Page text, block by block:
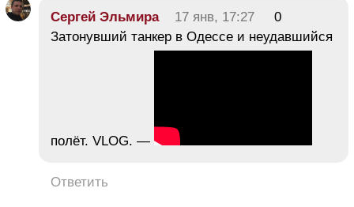
Сергей Эльмира 17 янв, 17:27
0
Затонувший танкер в Одессе и неудавшийся
полёт. VLOG. —
Ответить